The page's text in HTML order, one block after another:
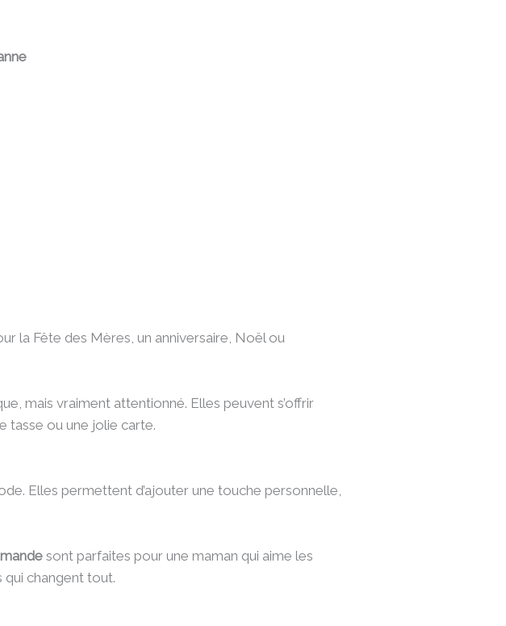
la Fête des Mères, un anniversaire, Noël ou
mais vraiment attentionné. Elles peuvent s’offrir
tasse ou une jolie carte.
Elles permettent d’ajouter une touche personnelle,
sont parfaites pour une maman qui aime les
qui changent tout.